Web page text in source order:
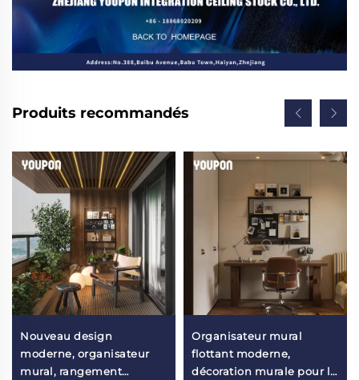
Produits recommandés
Nouveau design
moderne, organisateur
mural, rangement
Organisateur mural
flottant moderne,
décoration murale pour la